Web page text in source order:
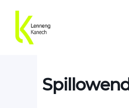
Spillowend